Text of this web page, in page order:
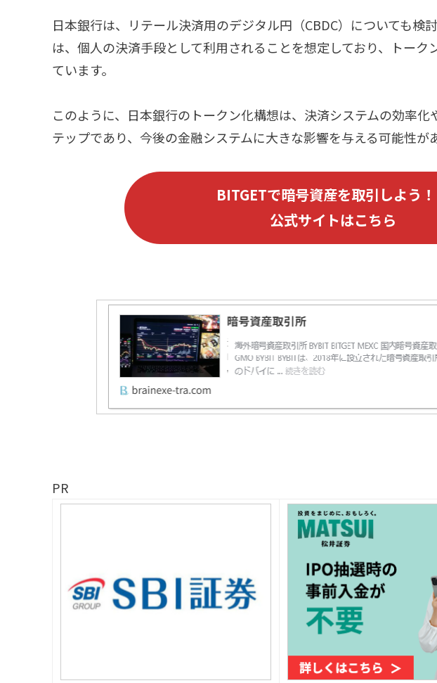
日本銀行は、リテール決済用のデジタル円（CBDC）についても検
は、個人の決済手段として利用されることを想定しており、トーク
ています。
このように、日本銀行のトークン化構想は、決済システムの効率
テップであり、今後の金融システムに大きな影響を与える可能性が
BITGETで暗号資産を取引しよう！
公式サイトはこちら
PR